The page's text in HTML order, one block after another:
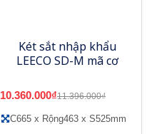
Két sắt nhập khẩu
LEECO SD-M mã cơ
10.360.000₫11.396.000₫
C665 x Rộng463 x S525mm